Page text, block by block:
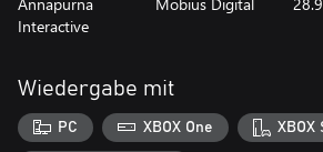
Spring in deine Wanderstiefel, überprüf
und mach dich bereit, in den Weltraum
Umgebung zu erforschen, mysteriöse Signale
außerirdische Schriften zu entschlüsseln und
Marshmallow zu rösten.
Interactive
Wiedergabe mit
PC XBOX One XBOX